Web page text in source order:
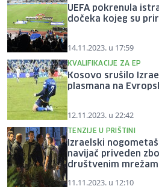
UEFA pokrenula
dočeka kojeg su
14.11.2023. u 17:59
KVALIFIKACIJE ZA EP
Kosovo srušilo
plasmana na
12.11.2023. u 22:42
TENZIJE U PRIŠTINI
Izraelski
navijač priveden
društvenim
11.11.2023. u 12:10